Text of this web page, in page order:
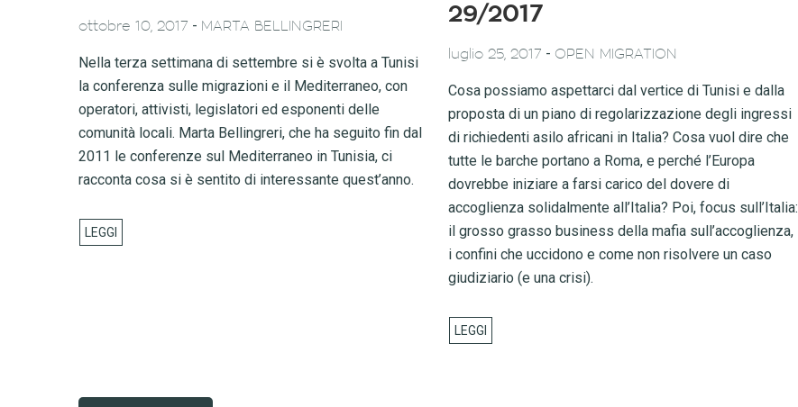
ottobre 10, 2017 - MARTA BELLINGRERI
Nella terza settimana di settembre si è svolta a Tunisi
la conferenza sulle migrazioni e il Mediterraneo, con
operatori, attivisti, legislatori ed esponenti delle
comunità locali. Marta Bellingreri, che ha seguito fin dal
2011 le conferenze sul Mediterraneo in Tunisia, ci
racconta cosa si è sentito di interessante quest’anno.
29/2017
luglio 25, 2017 - OPEN MIGRATION
Cosa possiamo aspettarci dal vertice di Tunisi e dalla
proposta di un piano di regolarizzazione degli ingressi
di richiedenti asilo africani in Italia? Cosa vuol dire che
tutte le barche portano a Roma, e perché l’Europa
dovrebbe iniziare a farsi carico del dovere di
accoglienza solidalmente all’Italia? Poi, focus sull’Italia:
il grosso grasso business della mafia sull’accoglienza,
i confini che uccidono e come non risolvere un caso
giudiziario (e una crisi).